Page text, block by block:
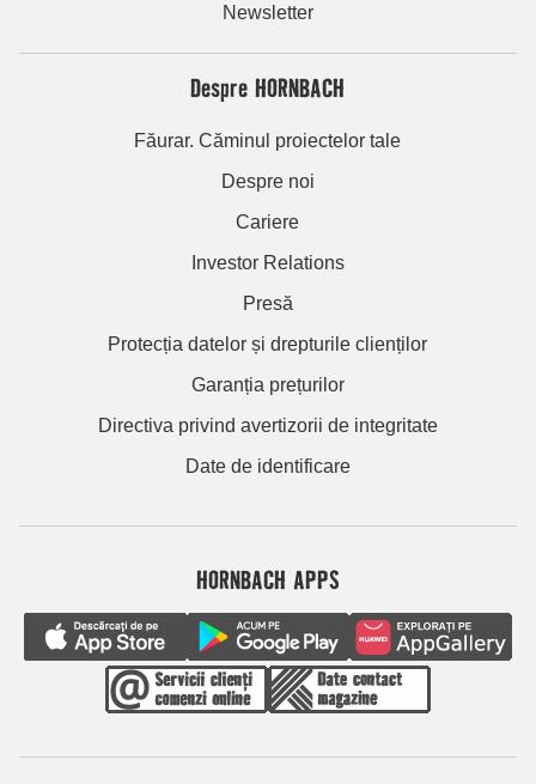
Newsletter
Despre HORNBACH
Făurar. Căminul proiectelor tale
Despre noi
Cariere
Investor Relations
Presă
Protecția datelor și drepturile clienților
Garanția prețurilor
Directiva privind avertizorii de integritate
Date de identificare
HORNBACH APPS